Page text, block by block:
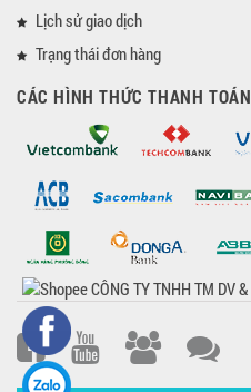
Lịch sử giao dịch
Trạng thái đơn hàng
CÁC HÌNH THỨC THANH TOÁN